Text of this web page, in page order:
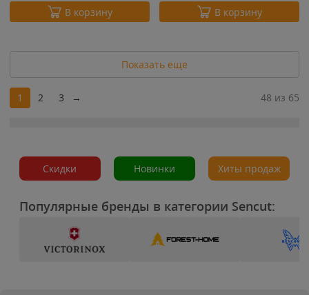
В корзину В корзину
Показать еще
1 2 3 → 48 из 65
Скидки Новинки Хиты продаж
Популярные бренды в категории Sencut: